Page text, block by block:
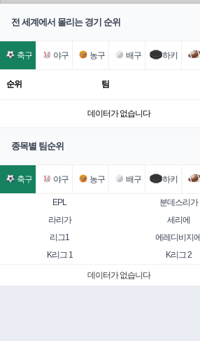
전 세계에서 몰리는 경기 순위
축구 야구 농구 배구 하키
순위 팀
데이터가 없습니다
종목별 팀순위
축구 야구 농구 배구 하키
EPL
분데스리가
라리가
세리에
리그1
에레디비지에
K리그 1
K리그 2
데이터가 없습니다